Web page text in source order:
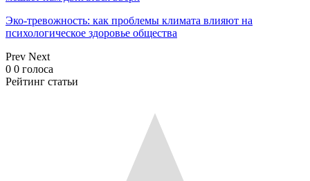
Эко-тревожность: как проблемы климата влияют на
психологическое здоровье общества
Prev Next
0 0 голоса
Рейтинг статьи